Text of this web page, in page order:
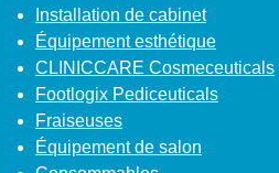
Installation de cabinet
Équipement esthétique
CLINICCARE Cosmeceuticals
Footlogix Pediceuticals
Fraiseuses
Équipement de salon